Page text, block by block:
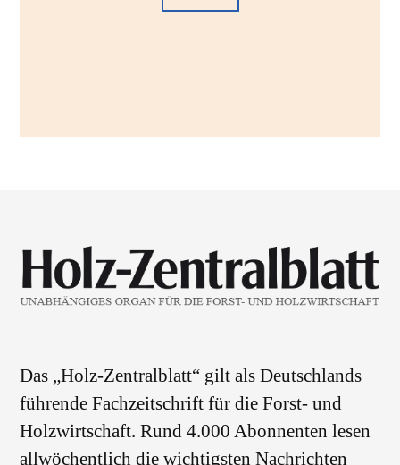
Das „Holz-Zentralblatt“ gilt als Deutschlands
führende Fachzeitschrift für die Forst- und
Holzwirtschaft. Rund 4.000 Abonnenten lesen
allwöchentlich die wichtigsten Nachrichten